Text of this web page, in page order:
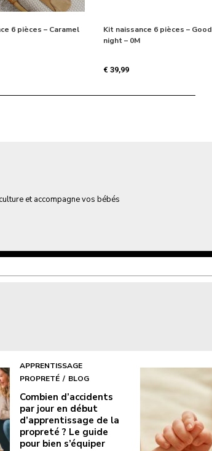
6 pièces – Caramel
Kit naissance 6 pièces – Good
night – 0M
€ 39,99
et accompagne vos bébés
APPRENTISSAGE
PROPRETÉ
BLOG
Combien d’accidents
par jour en début
d’apprentissage de la
propreté ? Le guide
pour bien s’équiper